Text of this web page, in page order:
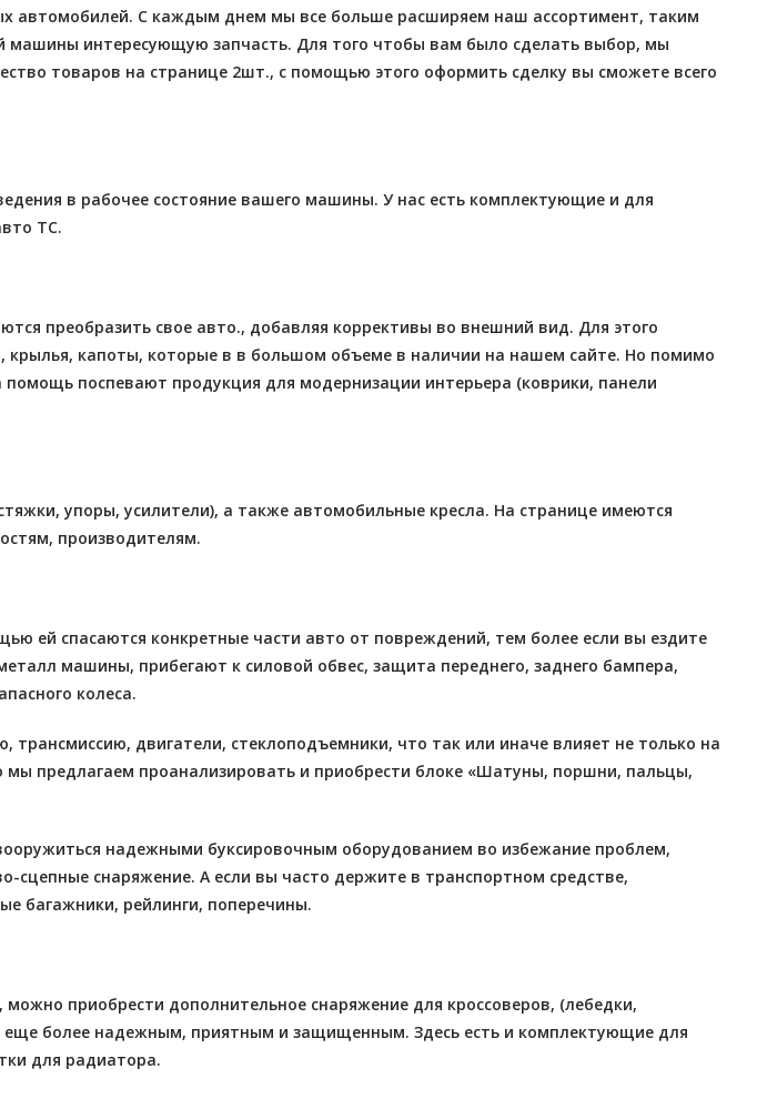
автомобилей. С каждым днем мы все больше расширяем наш ассортимент, таким
интересующую запчасть. Для того чтобы вам было сделать выбор, мы
товаров на странице 2шт., с помощью этого оформить сделку вы сможете всего
в рабочее состояние вашего машины. У нас есть комплектующие и для
ТС.
преобразить свое авто., добавляя коррективы во внешний вид. Для этого
крылья, капоты, которые в в большом объеме в наличии на нашем сайте. Но помимо
поспевают продукция для модернизации интерьера (коврики, панели
упоры, усилители), а также автомобильные кресла. На странице имеются
производителям.
ей спасаются конкретные части авто от повреждений, тем более если вы ездите
машины, прибегают к силовой обвес, защита переднего, заднего бампера,
колеса.
двигатели, стеклоподъемники, что так или иначе влияет не только на
предлагаем проанализировать и приобрести блоке «Шатуны, поршни, пальцы,
надежными буксировочным оборудованием во избежание проблем,
сцепные снаряжение. А если вы часто держите в транспортном средстве,
багажники, рейлинги, поперечины.
приобрести дополнительное снаряжение для кроссоверов, (лебедки,
более надежным, приятным и защищенным. Здесь есть и комплектующие для
для радиатора.